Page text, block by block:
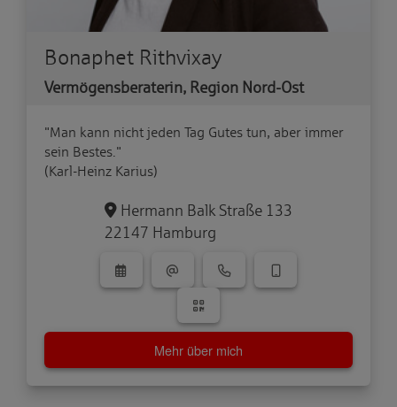
Bonaphet Rithvixay
Vermögensberaterin, Region Nord-Ost
"Man kann nicht jeden Tag Gutes tun, aber immer
sein Bestes."
(Karl-Heinz Karius)
Hermann Balk Straße 133
22147 Hamburg
Mehr über mich